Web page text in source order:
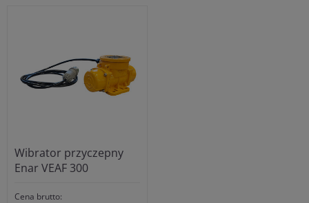
Wibrator przyczepny
Enar VEAF 300
Cena brutto: